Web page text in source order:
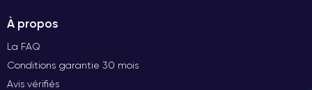
À propos
La FAQ
Conditions garantie 30 mois
Avis vérifiés